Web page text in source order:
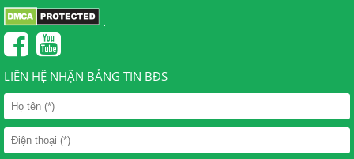
.
LIÊN HỆ NHẬN BẢNG TIN BĐS